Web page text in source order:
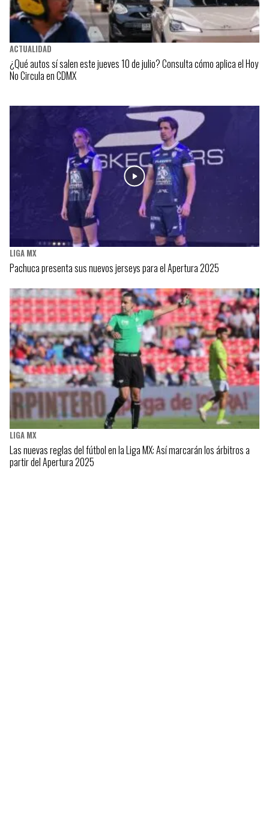
ACTUALIDAD
¿Qué autos sí salen este jueves 10 de julio? Consulta cómo aplica el Hoy
No Circula en CDMX
LIGA MX
Pachuca presenta sus nuevos jerseys para el Apertura 2025
LIGA MX
Las nuevas reglas del fútbol en la Liga MX: Así marcarán los árbitros a
partir del Apertura 2025